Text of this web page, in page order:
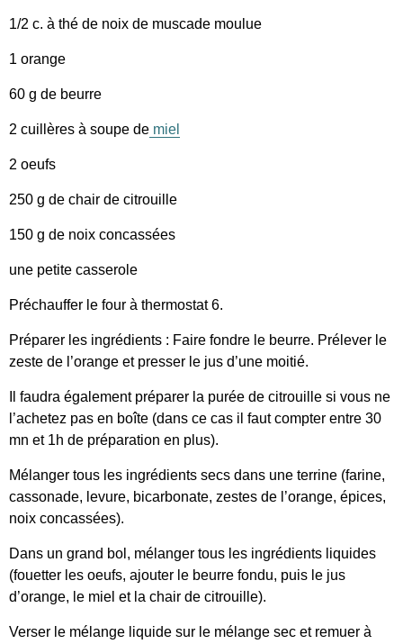
1/2 c. à thé de noix de muscade moulue
1 orange
60 g de beurre
2 cuillères à soupe de miel
2 oeufs
250 g de chair de citrouille
150 g de noix concassées
une petite casserole
Préchauffer le four à thermostat 6.
Préparer les ingrédients : Faire fondre le beurre. Prélever le
zeste de l’orange et presser le jus d’une moitié.
Il faudra également préparer la purée de citrouille si vous ne
l’achetez pas en boîte (dans ce cas il faut compter entre 30
mn et 1h de préparation en plus).
Mélanger tous les ingrédients secs dans une terrine (farine,
cassonade, levure, bicarbonate, zestes de l’orange, épices,
noix concassées).
Dans un grand bol, mélanger tous les ingrédients liquides
(fouetter les oeufs, ajouter le beurre fondu, puis le jus
d’orange, le miel et la chair de citrouille).
Verser le mélange liquide sur le mélange sec et remuer à